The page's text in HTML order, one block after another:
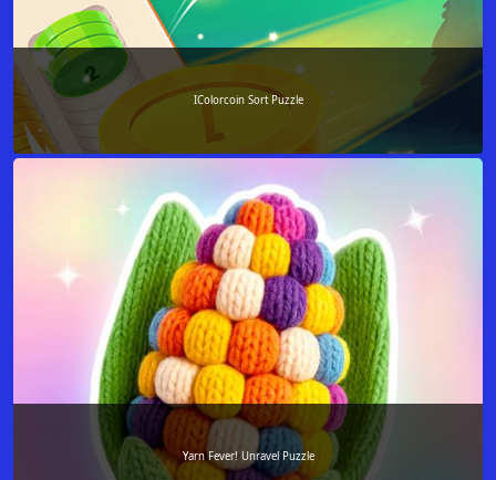
IColorcoin Sort Puzzle
Yarn Fever! Unravel Puzzle